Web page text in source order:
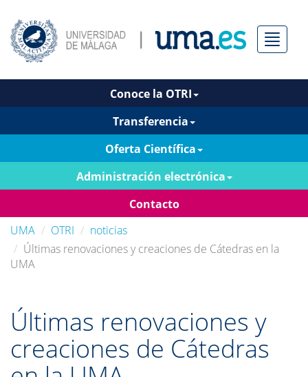
Menú
Conoce la OTRI
Transferencia
Oferta Científica
Administración electrónica
Contacto
UMA
OTRI
noticias
Últimas renovaciones y creaciones de Cátedras en la
UMA
Últimas renovaciones y
creaciones de Cátedras